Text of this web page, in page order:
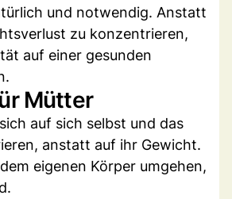
und notwendig. Anstatt
zu konzentrieren,
auf einer gesunden
Mütter
auf sich selbst und das
anstatt auf ihr Gewicht.
eigenen Körper umgehen,